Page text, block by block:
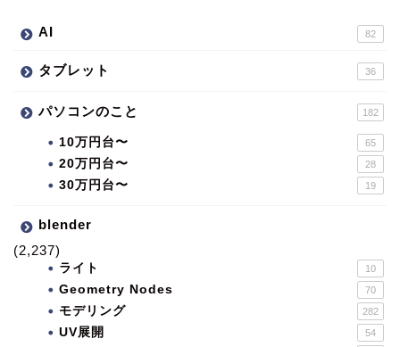
AI 82
タブレット 36
パソコンのこと 182
10万円台〜 65
20万円台〜 28
30万円台〜 19
blender
(2,237)
ライト 10
Geometry Nodes 70
モデリング 282
UV展開 54